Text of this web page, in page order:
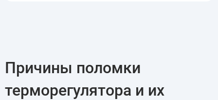
Причины поломки
терморегулятора и их